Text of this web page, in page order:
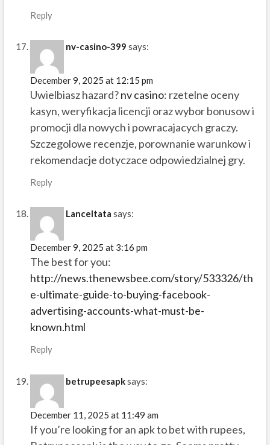
Reply
nv-casino-399 says:
December 9, 2025 at 12:15 pm
Uwielbiasz hazard?nv casino: rzetelne oceny
kasyn, weryfikacja licencji oraz wybor bonusow i
promocji dla nowych i powracajacych graczy.
Szczegolowe recenzje, porownanie warunkow i
rekomendacje dotyczace odpowiedzialnej gry.
Reply
LanceItata says:
December 9, 2025 at 3:16 pm
The best for you:
http://news.thenewsbee.com/story/533326/th
e-ultimate-guide-to-buying-facebook-
advertising-accounts-what-must-be-
known.html
Reply
betrupeesapksays:
December 11, 2025 at 11:49 am
If you’re looking for an apk to bet with rupees,